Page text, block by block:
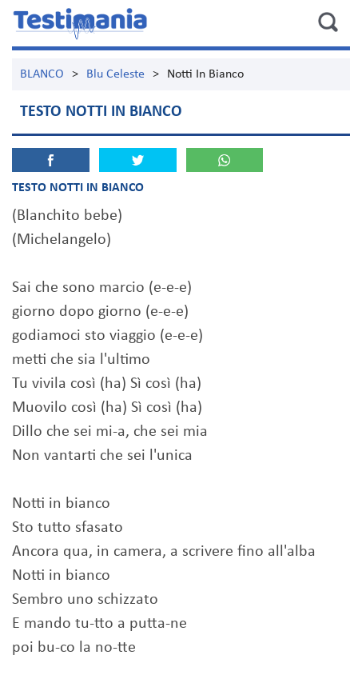
BLANCO > Blu Celeste > Notti In Bianco
TESTO NOTTI IN BIANCO
TESTO NOTTI IN BIANCO
(Blanchito bebe)
(Michelangelo)
Sai che sono marcio (e-e-e)
giorno dopo giorno (e-e-e)
godiamoci sto viaggio (e-e-e)
metti che sia l'ultimo
Tu vivila così (ha) Sì così (ha)
Muovilo così (ha) Sì così (ha)
Dillo che sei mi-a, che sei mia
Non vantarti che sei l'unica
Notti in bianco
Sto tutto sfasato
Ancora qua, in camera, a scrivere fino all'alba
Notti in bianco
Sembro uno schizzato
E mando tu-tto a putta-ne
poi bu-co la no-tte